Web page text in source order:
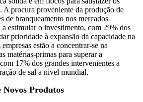
A procura proveniente da produção de
de branqueamento nos mercados
a estimular o investimento, com 29% dos
prioridade à expansão da capacidade na
estão a concentrar-se na
matérias-primas para superar a
17% dos grandes intervenientes a
de sal a nível mundial.
Novos Produtos